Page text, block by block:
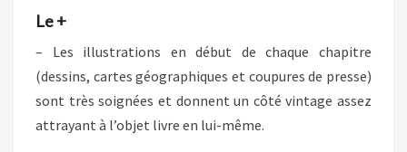
Le +
– Les illustrations en début de chaque chapitre
(dessins, cartes géographiques et coupures de presse)
sont très soignées et donnent un côté vintage assez
attrayant à l’objet livre en lui-même.